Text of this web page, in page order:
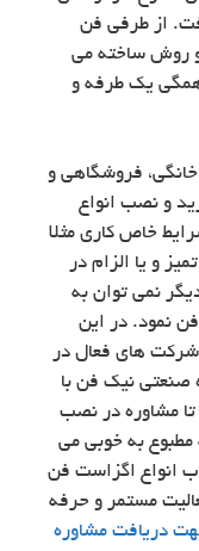
از طرفی فن
روش ساخته می
یک طرفه و
فروشگاهی و
و نصب انواع
خاص کاری مثلا
و یا الزام در
نمی توان به
نمود. در این
های فعال در
صنعتی نیک فن با
مشاوره در نصب
مطبوع به خوبی می
انواع اگزاست فن
مستمر و حرفه
دریافت مشاوره